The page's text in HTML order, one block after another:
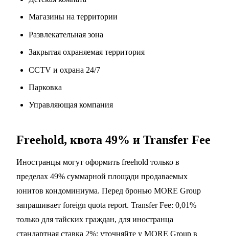
Магазины на территории
Развлекательная зона
Закрытая охраняемая территория
CCTV и охрана 24/7
Парковка
Управляющая компания
Freehold, квота 49% и Transfer Fee
Иностранцы могут оформить freehold только в
пределах 49% суммарной площади продаваемых
юнитов кондоминиума. Перед бронью MORE Group
запрашивает foreign quota report. Transfer Fee: 0,01%
только для тайских граждан, для иностранца
стандартная ставка 2%; уточняйте у MORE Group в